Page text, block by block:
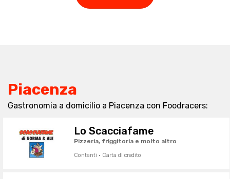
Piacenza
Gastronomia a domicilio a Piacenza con Foodracers:
Lo Scacciafame
Pizzeria, friggitoria e molto altro
Contanti · Carta di credito